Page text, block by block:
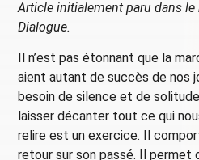
Article initialement paru dans
Dialogue.
Il n’est pas étonnant que la
aient autant de succès de nos
besoin de silence et de
laisser décanter tout ce qui
relire est un exercice. Il
retour sur son passé. Il permet